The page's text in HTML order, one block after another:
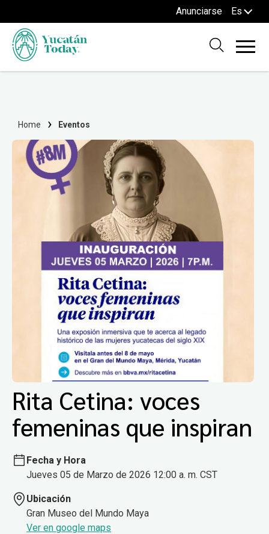
Anunciarse Es
Home Eventos
Rita Cetina: voces
femeninas que inspiran
Fecha y Hora
Jueves 05 de Marzo de 2026 12:00 a. m. CST
Ubicación
Gran Museo del Mundo Maya
Ver en google maps